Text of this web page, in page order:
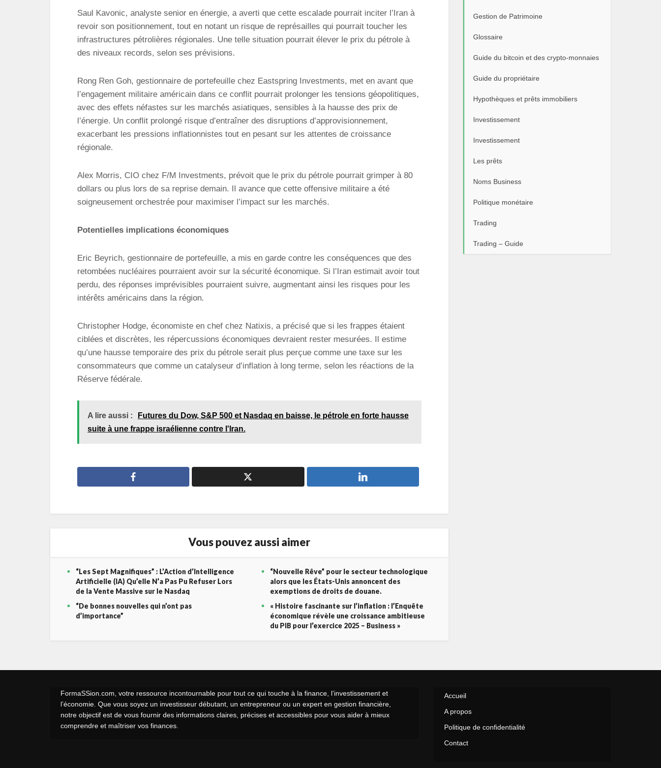
Saul Kavonic, analyste senior en énergie, a averti que cette escalade pourrait inciter l’Iran à
revoir son positionnement, tout en notant un risque de représailles qui pourrait toucher les
infrastructures pétrolières régionales. Une telle situation pourrait élever le prix du pétrole à
des niveaux records, selon ses prévisions.
Rong Ren Goh, gestionnaire de portefeuille chez Eastspring Investments, met en avant que
l’engagement militaire américain dans ce conflit pourrait prolonger les tensions géopolitiques,
avec des effets néfastes sur les marchés asiatiques, sensibles à la hausse des prix de
l’énergie. Un conflit prolongé risque d’entraîner des disruptions d’approvisionnement,
exacerbant les pressions inflationnistes tout en pesant sur les attentes de croissance
régionale.
Alex Morris, CIO chez F/M Investments, prévoit que le prix du pétrole pourrait grimper à 80
dollars ou plus lors de sa reprise demain. Il avance que cette offensive militaire a été
soigneusement orchestrée pour maximiser l’impact sur les marchés.
Potentielles implications économiques
Eric Beyrich, gestionnaire de portefeuille, a mis en garde contre les conséquences que des
retombées nucléaires pourraient avoir sur la sécurité économique. Si l’Iran estimait avoir tout
perdu, des réponses imprévisibles pourraient suivre, augmentant ainsi les risques pour les
intérêts américains dans la région.
Christopher Hodge, économiste en chef chez Natixis, a précisé que si les frappes étaient
ciblées et discrètes, les répercussions économiques devraient rester mesurées. Il estime
qu’une hausse temporaire des prix du pétrole serait plus perçue comme une taxe sur les
consommateurs que comme un catalyseur d’inflation à long terme, selon les réactions de la
Réserve fédérale.
A lire aussi :
Futures du Dow, S&P 500 et Nasdaq en baisse, le pétrole en forte hausse
suite à une frappe israélienne contre l'Iran.
Vous pouvez aussi aimer
“Les Sept Magnifiques” : L’Action d’Intelligence
Artificielle (IA) Qu’elle N’a Pas Pu Refuser Lors
de la Vente Massive sur le Nasdaq
“Nouvelle Rêve” pour le secteur technologique
alors que les États-Unis annoncent des
exemptions de droits de douane.
“De bonnes nouvelles qui n’ont pas
d’importance”
« Histoire fascinante sur l’inflation : l’Enquête
économique révèle une croissance ambitieuse
du PIB pour l’exercice 2025 – Business »
Gestion de Patrimoine
Glossaire
Guide du bitcoin et des crypto-monnaies
Guide du propriétaire
Hypothèques et prêts immobiliers
Investissement
Investissement
Les prêts
Noms Business
Politique monétaire
Trading
Trading – Guide
FormaSSion.com, votre ressource incontournable pour tout ce qui touche à la finance, l’investissement et
l’économie. Que vous soyez un investisseur débutant, un entrepreneur ou un expert en gestion financière,
notre objectif est de vous fournir des informations claires, précises et accessibles pour vous aider à mieux
comprendre et maîtriser vos finances.
Accueil
A propos
Politique de confidentialité
Contact